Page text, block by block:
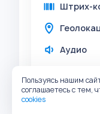
Штрих-
Аудио
Сотрудник
Пользуясь нашим
соглашаетесь с тем,
cookies